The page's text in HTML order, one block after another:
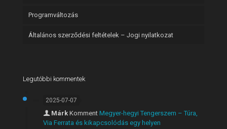
Programváltozás
Általános szerződési feltételek – Jogi nyilatkozat
Legutóbbi kommentek
2025-07-07
Márk Komment Megyer-hegyi Tengerszem – Túra,
Via Ferrata és kikapcsolódás egy helyen